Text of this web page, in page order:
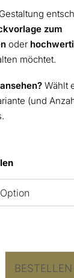
zum
oder
möchtet.
Wählt
(und
BESTELLEN